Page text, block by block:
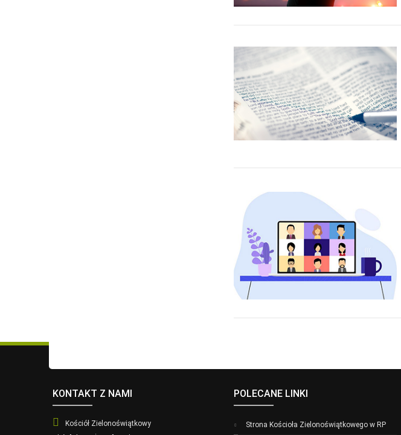
KONTAKT Z NAMI
Kościół Zielonoświątkowy
POLECANE LINKI
Strona Kościoła Zielonoświątkowego w RP